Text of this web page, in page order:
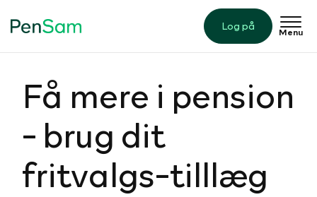
Log på Menu
Få mere i pension
- brug dit
fritvalgs-tilllæg